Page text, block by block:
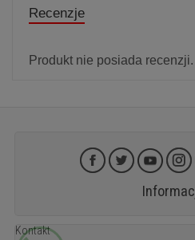
Recenzje
Produkt nie posiada recenzji.
Kontakt